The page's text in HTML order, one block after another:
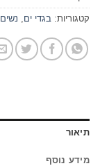
קטגוריות: בגדי ים נשים
תיאור
מידע נוסף